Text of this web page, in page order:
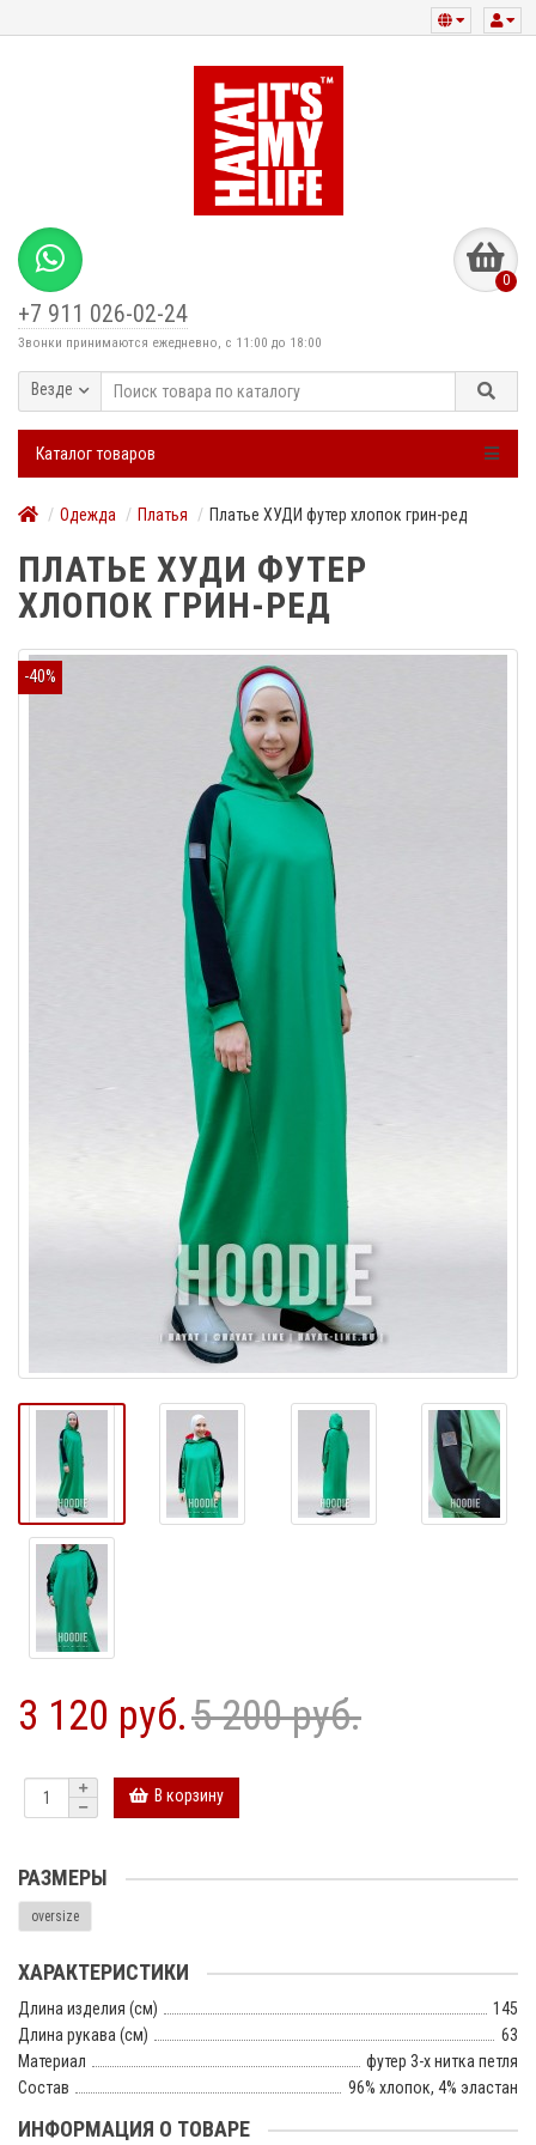
+7 911 026-02-24
Звонки принимаются ежедневно, с 11:00 до 18:00
0
Везде
Каталог товаров
Одежда Платья Платье ХУДИ футер хлопок грин-ред
ПЛАТЬЕ ХУДИ ФУТЕР
ХЛОПОК ГРИН-РЕД
-40%
3 120 руб.5 200 руб.
В корзину
РАЗМЕРЫ
oversize
ХАРАКТЕРИСТИКИ
Длина изделия (см)
145
Длина рукава (см)
63
Материал
футер 3-х нитка петля
Состав
96% хлопок, 4% эластан
ИНФОРМАЦИЯ О ТОВАРЕ